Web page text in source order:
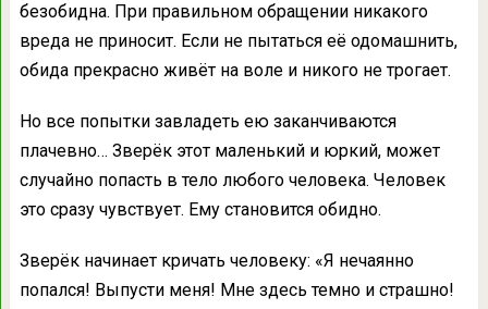
безобидна. При правильном обращении никакого
вреда не приносит. Если не пытаться её одомашнить,
обида прекрасно живёт на воле и никого не трогает.
Но все попытки завладеть ею заканчиваются
плачевно… Зверёк этот маленький и юркий, может
случайно попасть в тело любого человека. Человек
это сразу чувствует. Ему становится обидно.
Зверёк начинает кричать человеку: «Я нечаянно
попался! Выпусти меня! Мне здесь темно и страшно!